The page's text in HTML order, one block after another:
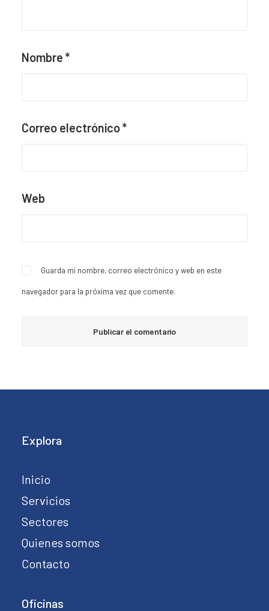
Nombre *
Correo electrónico*
Web
Guarda mi nombre, correo electrónico y web en este
navegador para la próxima vez que comente.
Explora
Inicio
Servicios
Sectores
Quienes somos
Contacto
Oficinas